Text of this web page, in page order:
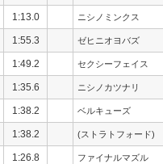
1:13.0 ニシノミンクス
1:55.3 ゼヒニオヨバズ
1:49.2 セクシーフェイス
1:35.6 ニシノカツナリ
1:38.2 ベルキューズ
1:38.2 (ストラトフォード)
1:26.8 ファイナルマズル